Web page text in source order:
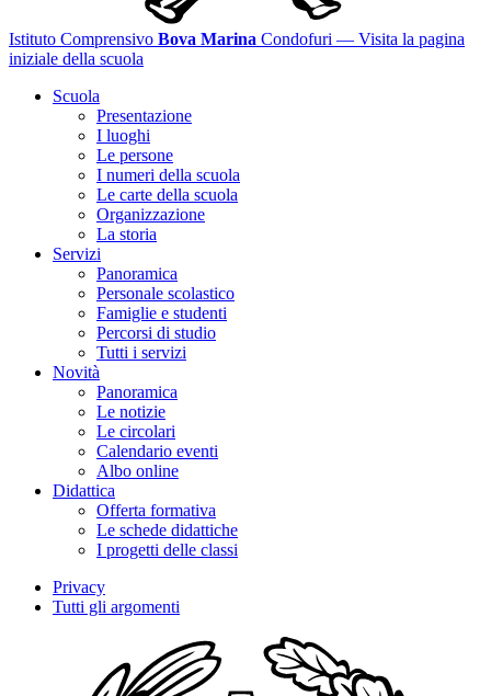
Istituto Comprensivo Bova Marina Condofuri — Visita la pagina
iniziale della scuola
Scuola
Presentazione
I luoghi
Le persone
I numeri della scuola
Le carte della scuola
Organizzazione
La storia
Servizi
Panoramica
Personale scolastico
Famiglie e studenti
Percorsi di studio
Tutti i servizi
Novità
Panoramica
Le notizie
Le circolari
Calendario eventi
Albo online
Didattica
Offerta formativa
Le schede didattiche
I progetti delle classi
Privacy
Tutti gli argomenti